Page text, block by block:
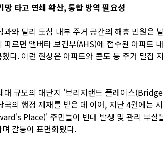
타고 연쇄 확산, 통합 방역 필요성
과와 달리 도심 내부 주거 공간의 해충 민원은
따르면 앨버타 보건부(AHS)에 접수된 아파트
다. 이런 현상은 아파트와 콘도 등 주거 밀집
대 규모의 대단지 '브리지랜드 플레이스
국의 행정 제재를 받은 데 이어, 지난 4월에는
Place)' 주민들이 빈대 발생 및 관리 부실
갈등이 표면화됐다.